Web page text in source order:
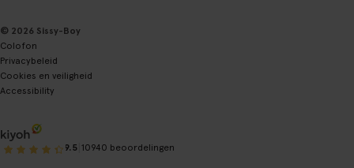
© 2026 Sissy-Boy
Colofon
Privacybeleid
Cookies en veiligheid
Accessibility
9.5 10940 beoordelingen